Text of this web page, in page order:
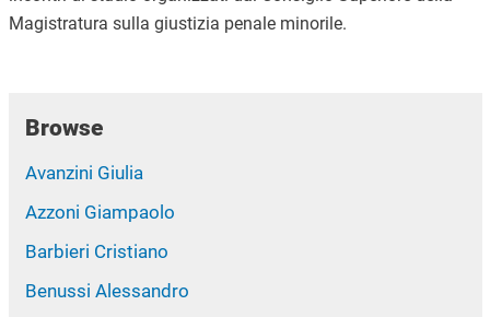
Magistratura sulla giustizia penale minorile.
Browse
Avanzini Giulia
Azzoni Giampaolo
Barbieri Cristiano
Benussi Alessandro